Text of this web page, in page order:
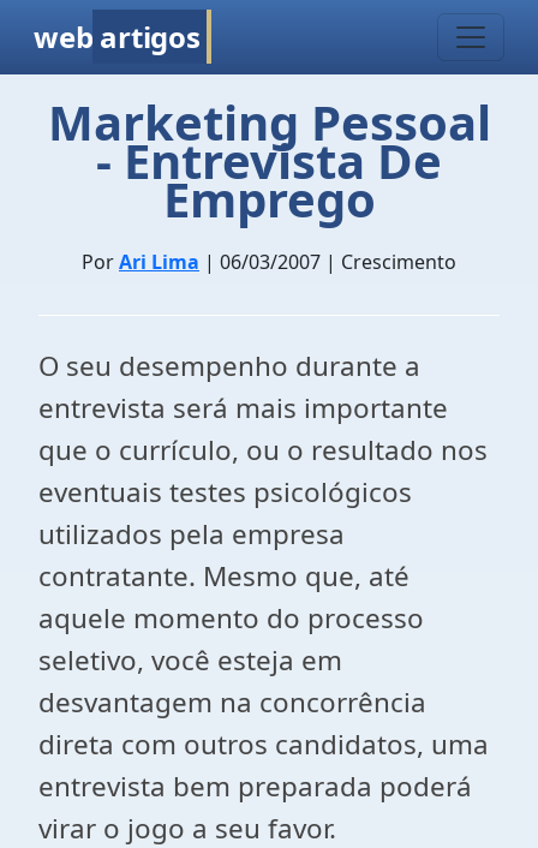
web artigos
Marketing Pessoal
- Entrevista De
Emprego
PorAri Lima | 06/03/2007 | Crescimento
O seu desempenho durante a
entrevista será mais importante
que o currículo, ou o resultado nos
eventuais testes psicológicos
utilizados pela empresa
contratante. Mesmo que, até
aquele momento do processo
seletivo, você esteja em
desvantagem na concorrência
direta com outros candidatos, uma
entrevista bem preparada poderá
virar o jogo a seu favor.